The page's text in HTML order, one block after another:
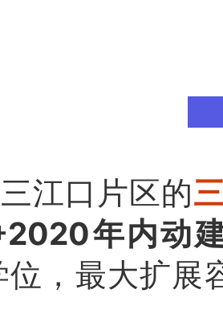
江口片区的
2020年内动
位，最大扩展